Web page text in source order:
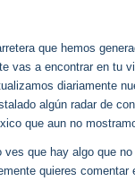
que hemos
vas a encontrar en tu
diariamente
algún radar de
que aun no
ves que hay algo que
quieres comentar